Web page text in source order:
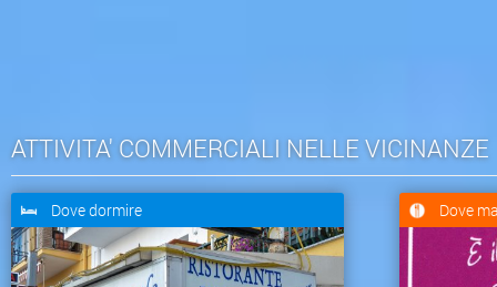
ATTIVITA' COMMERCIALI NELLE VICINANZE
Dove dormire Dove